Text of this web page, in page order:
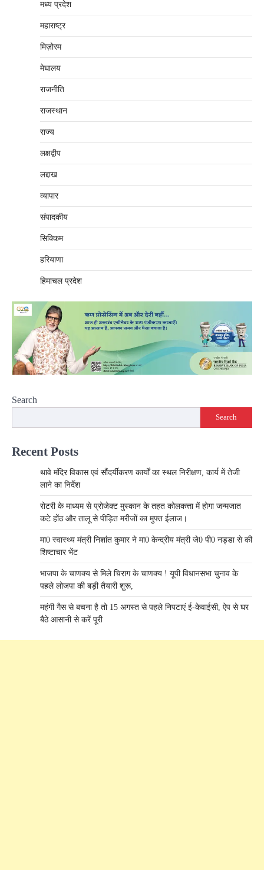
मध्‍य प्रदेश
महाराष्‍ट्र
मिज़ोरम
मेघालय
राजनीति
राजस्थान
राज्य
लक्षद्वीप
लद्दाख
व्यापार
संपादकीय
सिक्किम
हरियाणा
हिमाचल प्रदेश
Search
Search
Recent Posts
थावे मंदिर विकास एवं सौंदर्यीकरण कार्यों का स्थल निरीक्षण, कार्य में तेजी
लाने का निर्देश
रोटरी के माध्यम से प्रोजेक्ट मुस्कान के तहत कोलकत्ता में होगा जन्मजात
कटे होंठ और तालू से पीड़ित मरीजों का मुफ्त ईलाज।
मा0 स्वास्थ्य मंत्री निशांत कुमार ने मा0 केन्द्रीय मंत्री जे0 पी0 नड्डा से की
शिष्टाचार भेंट
भाजपा के चाणक्य से मिले चिराग के चाणक्य ! यूपी विधानसभा चुनाव के
पहले लोजपा की बड़ी तैयारी शुरू,
महंगी गैस से बचना है तो 15 अगस्त से पहले निपटाएं ई-केवाईसी, ऐप से घर
बैठे आसानी से करें पूरी